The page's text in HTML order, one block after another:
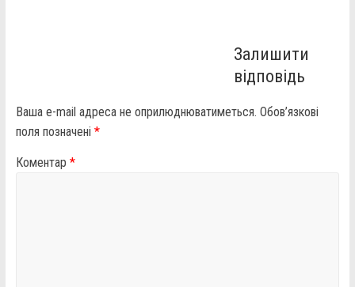
Залишити
відповідь
Ваша e-mail адреса не оприлюднюватиметься. Обов’язкові
поля позначені *
Коментар *